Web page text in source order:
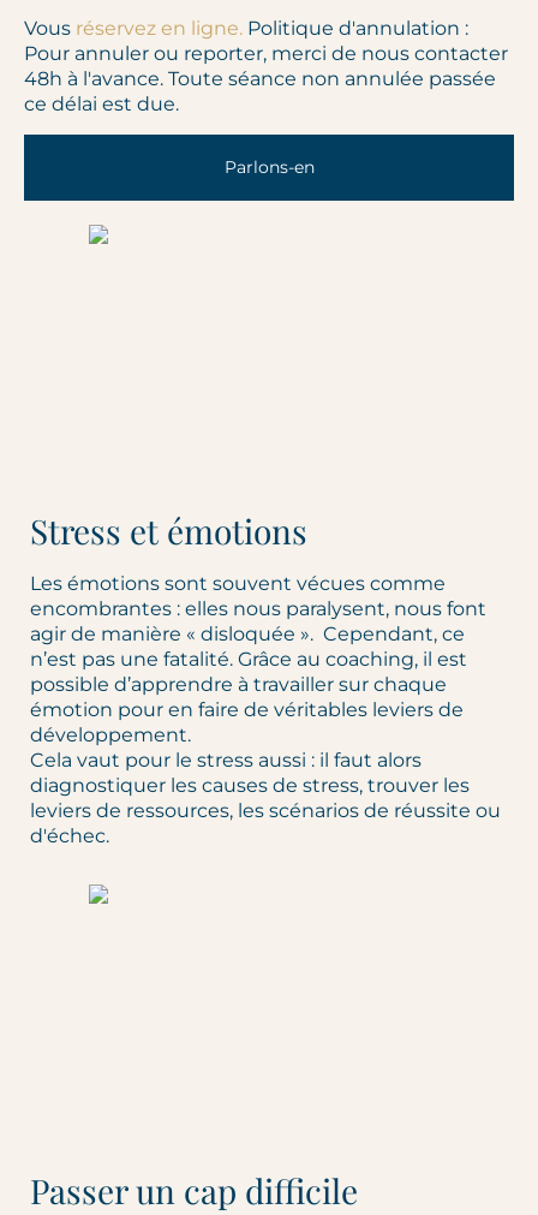
Vous réservez en ligne. Politique d'annulation :
Pour annuler ou reporter, merci de nous contacter
48h à l'avance. Toute séance non annulée passée
ce délai est due.
Parlons-en
Stress et émotions
Les émotions sont souvent vécues comme
encombrantes : elles nous paralysent, nous font
agir de manière « disloquée ». Cependant, ce
n’est pas une fatalité. Grâce au coaching, il est
possible d’apprendre à travailler sur chaque
émotion pour en faire de véritables leviers de
développement.
Cela vaut pour le stress aussi : il faut alors
diagnostiquer les causes de stress, trouver les
leviers de ressources, les scénarios de réussite ou
d'échec.
Passer un cap difficile